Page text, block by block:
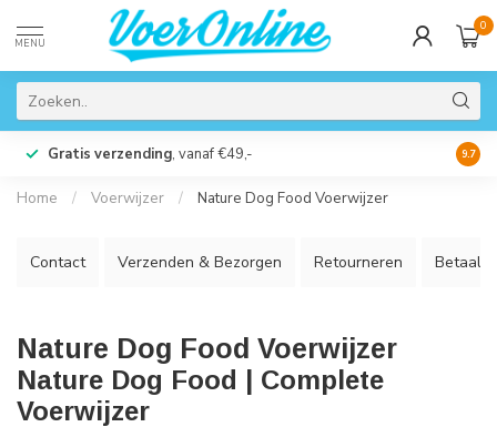
MENU
0
Gratis verzending, vanaf €49,- 9.7
Home / Voerwijzer / Nature Dog Food Voerwijzer
Contact Verzenden & Bezorgen Retourneren
Nature Dog Food Voerwijzer
Nature Dog Food | Complete
Voerwijzer